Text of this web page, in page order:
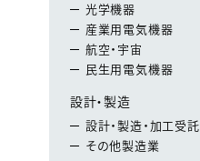
光学機器
産業用電気機器
航空・宇宙
民生用電気機器
設計・製造
設計・製造・加工受託
その他製造業